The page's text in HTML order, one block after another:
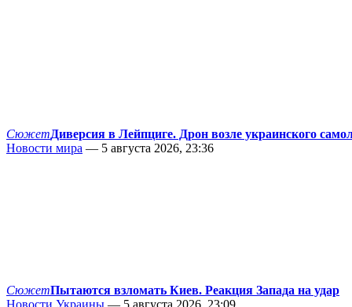
СюжетДиверсия в Лейпциге. Дрон возле украинского
Новости мира — 5 августа 2026, 23:36
СюжетПытаются взломать Киев. Реакция Запада на удар